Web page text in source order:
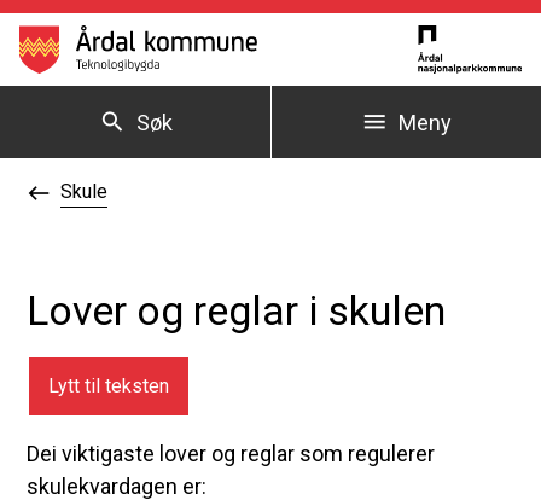
Årdal kommune
Søk Meny
Du er her:
Skule
Lover og reglar i skulen
Lytt til teksten
Dei viktigaste lover og reglar som regulerer
skulekvardagen er: